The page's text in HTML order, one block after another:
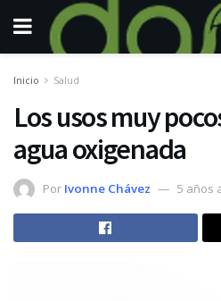
Inicio Salud
Los usos muy
agua oxigenada
Por Ivonne Chávez 5 años